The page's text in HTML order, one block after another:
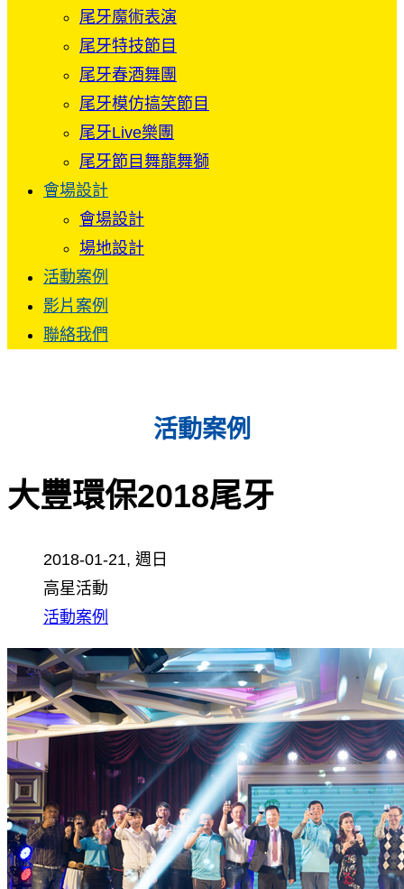
尾牙魔術表演
尾牙特技節目
尾牙春酒舞團
尾牙模仿搞笑節目
尾牙Live樂團
尾牙節目舞龍舞獅
會場設計
會場設計
場地設計
活動案例
影片案例
聯絡我們
活動案例
大豐環保2018尾牙
2018-01-21, 週日
高星活動
活動案例